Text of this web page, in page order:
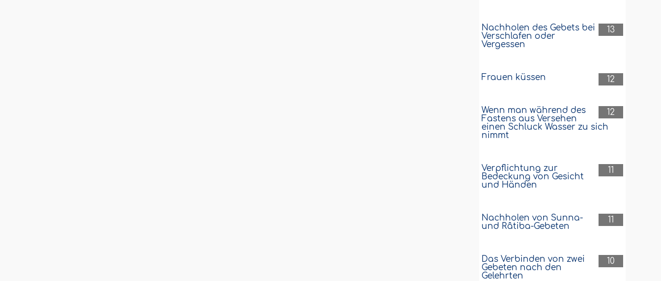
13
Nachholen des Gebets bei
Verschlafen oder
Vergessen
12
Frauen küssen
12
Wenn man während des
Fastens aus Versehen
einen Schluck Wasser zu sich
nimmt
11
Verpflichtung zur
Bedeckung von Gesicht
und Händen
11
Nachholen von Sunna-
und Râtiba-Gebeten
10
Das Verbinden von zwei
Gebeten nach den
Gelehrten